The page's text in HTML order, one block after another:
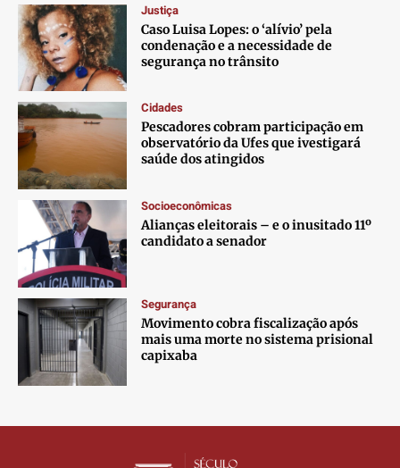
Justiça
Caso Luisa Lopes: o ‘alívio’ pela
condenação e a necessidade de
segurança no trânsito
Cidades
Pescadores cobram participação em
observatório da Ufes que ivestigará
saúde dos atingidos
Socioeconômicas
Alianças eleitorais – e o inusitado 11º
candidato a senador
Segurança
Movimento cobra fiscalização após
mais uma morte no sistema prisional
capixaba